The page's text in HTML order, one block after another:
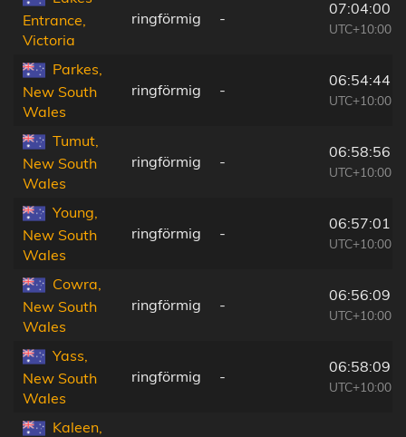
Entrance,
Victoria
ringförmig -
07:04:00
UTC+10:00
Parkes,
New South
Wales
ringförmig -
06:54:44
UTC+10:00
Tumut,
New South
Wales
ringförmig -
06:58:56
UTC+10:00
Young,
New South
Wales
ringförmig -
06:57:01
UTC+10:00
Cowra,
New South
Wales
ringförmig -
06:56:09
UTC+10:00
Yass,
New South
Wales
ringförmig -
06:58:09
UTC+10:00
Kaleen,